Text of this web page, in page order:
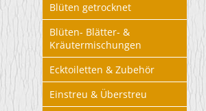
Blüten getrocknet
Blüten- Blätter- &
Kräutermischungen
Ecktoiletten & Zubehör
Einstreu & Überstreu